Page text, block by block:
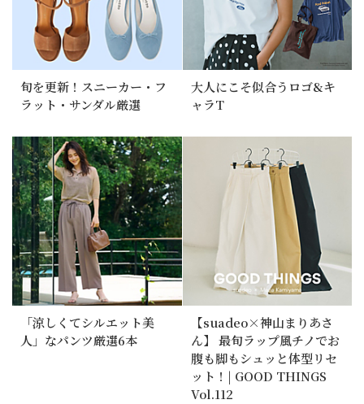
旬を更新！スニーカー・フ
ラット・サンダル厳選
大人にこそ似合うロゴ&キ
ャラT
「涼しくてシルエット美
人」なパンツ厳選6本
【suadeo×神山まりあさ
ん】 最旬ラップ風チノでお
腹も脚もシュッと体型リセ
ット！| GOOD THINGS
Vol.112